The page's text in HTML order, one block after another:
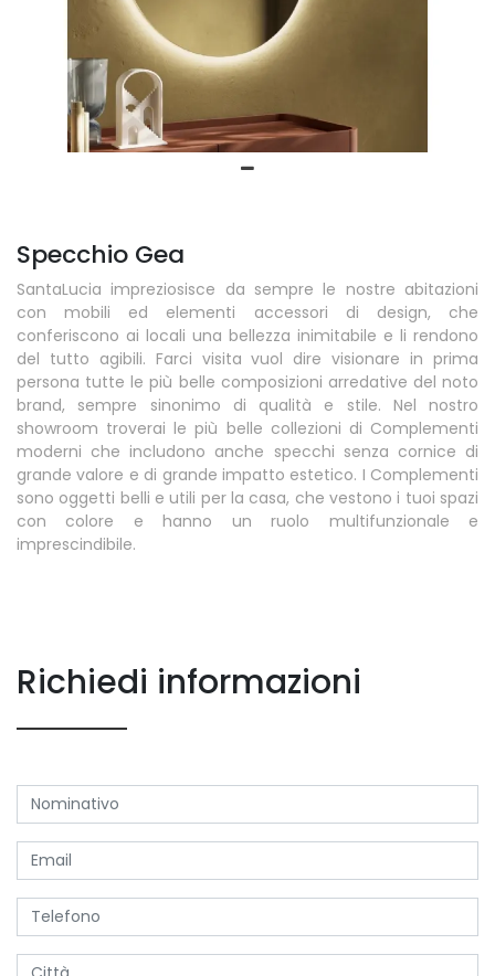
Specchio Gea
SantaLucia impreziosisce da sempre le nostre abitazioni
con mobili ed elementi accessori di design, che
conferiscono ai locali una bellezza inimitabile e li rendono
del tutto agibili. Farci visita vuol dire visionare in prima
persona tutte le più belle composizioni arredative del noto
brand, sempre sinonimo di qualità e stile. Nel nostro
showroom troverai le più belle collezioni di Complementi
moderni che includono anche specchi senza cornice di
grande valore e di grande impatto estetico. I Complementi
sono oggetti belli e utili per la casa, che vestono i tuoi spazi
con colore e hanno un ruolo multifunzionale e
imprescindibile.
Richiedi informazioni